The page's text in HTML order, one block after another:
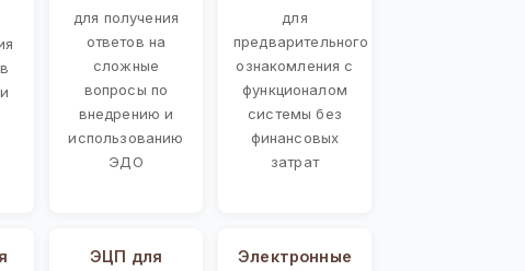
для получения
ответов на
сложные
вопросы по
внедрению и
использованию
ЭДО
для
предварительного
ознакомления с
функционалом
системы без
финансовых
затрат
ЭЦП для
Электронные